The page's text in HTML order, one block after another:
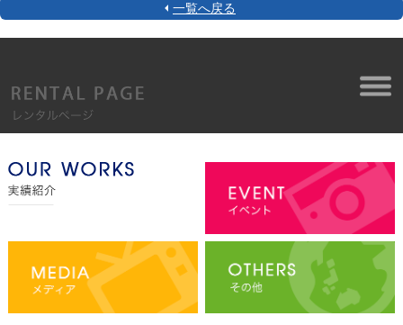
一覧へ戻る